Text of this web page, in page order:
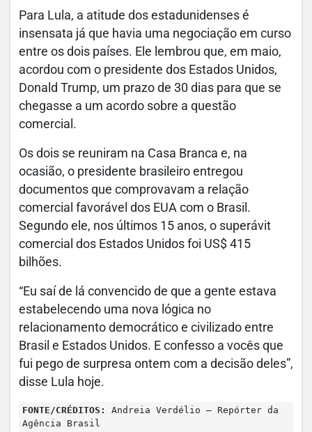
Para Lula, a atitude dos estadunidenses é
insensata já que havia uma negociação em curso
entre os dois países. Ele lembrou que, em maio,
acordou com o presidente dos Estados Unidos,
Donald Trump, um prazo de 30 dias para que se
chegasse a um acordo sobre a questão
comercial.
Os dois se reuniram na Casa Branca e, na
ocasião, o presidente brasileiro entregou
documentos que comprovavam a relação
comercial favorável dos EUA com o Brasil.
Segundo ele, nos últimos 15 anos, o superávit
comercial dos Estados Unidos foi US$ 415
bilhões.
“Eu saí de lá convencido de que a gente estava
estabelecendo uma nova lógica no
relacionamento democrático e civilizado entre
Brasil e Estados Unidos. E confesso a vocês que
fui pego de surpresa ontem com a decisão deles”,
disse Lula hoje.
FONTE/CRÉDITOS:
Andreia Verdélio – Repórter da
Agência Brasil